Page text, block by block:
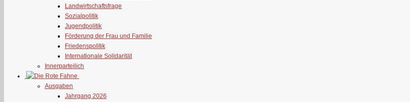
Landwirtschaftsfrage
Sozialpolitik
Jugendpolitik
Förderung der Frau und Familie
Friedenspolitik
Internationale Solidarität
Innerparteilich
Ausgaben
Jahrgang 2026